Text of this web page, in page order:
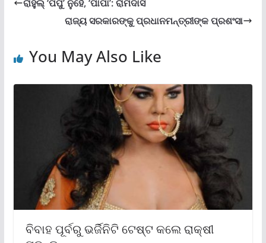
ରାହୁଲ୍ ‘ପପୁ’ ନୁହେଁ, ‘ପାପା’: ରାମଦାସ
ରାଜ୍ୟ ସରକାରଙ୍କୁ ପ୍ରଧାନମନ୍ତ୍ରୀଙ୍କ ପ୍ରଶଂସା
You May Also Like
ବିବାହ ପୂର୍ବରୁ ଭର୍ଜିନିଟି ଟେଷ୍ଟ କଲେ ରାକ୍ଷୀ